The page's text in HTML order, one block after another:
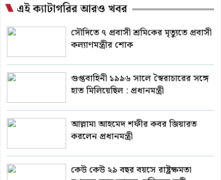
এই ক্যাটাগরির আরও খবর
সৌ‌দিতে ৭ প্রবাসী শ্রমি‌কের মৃত্যুতে প্রবাসী
কল‌্যাণমন্ত্রীর শোক
গুপ্তবাহিনী ১৯৯৬ সালে স্বৈরাচারের সঙ্গে
হাত মিলিয়েছিল : প্রধানমন্ত্রী
আল্লামা আহমেদ শফীর কবর জিয়ারত
করলেন প্রধানমন্ত্রী
কেউ কেউ ২৯ বছর বয়সে রাষ্ট্রক্ষমতা